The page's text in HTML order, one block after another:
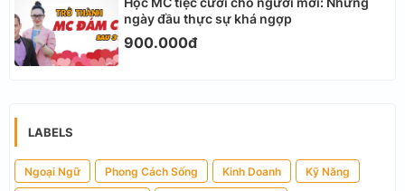
ngày đầu thực sự khá ngợp
900.000đ
LABELS
Ngoại Ngữ Phong Cách Sống Kinh Doanh Kỹ Năng